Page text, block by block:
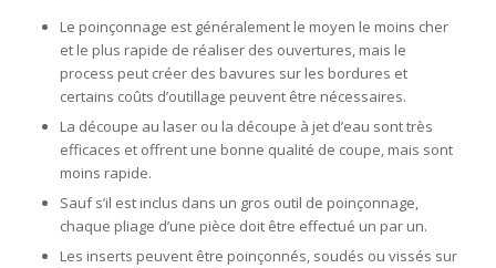
Le poinçonnage est généralement le moyen le moins cher
et le plus rapide de réaliser des ouvertures, mais le
process peut créer des bavures sur les bordures et
certains coûts d’outillage peuvent être nécessaires.
La découpe au laser ou la découpe à jet d’eau sont très
efficaces et offrent une bonne qualité de coupe, mais sont
moins rapide.
Sauf s’il est inclus dans un gros outil de poinçonnage,
chaque pliage d’une pièce doit être effectué un par un.
Les inserts peuvent être poinçonnés, soudés ou vissés sur